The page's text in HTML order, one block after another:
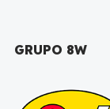
GRUPO 8W